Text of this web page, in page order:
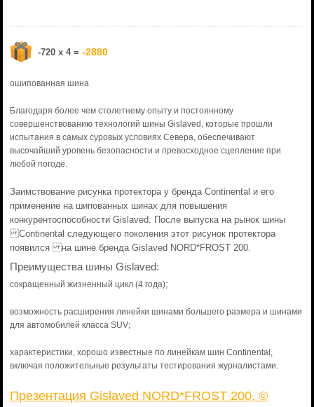
-720 x 4 = -2880
ошипованная шина
Благодаря более чем столетнему опыту и постоянному
совершенствованию технологий шины Gislaved, которые прошли
испытания в самых суровых условиях Севера, обеспечивают
высочайший уровень безопасности и превосходное сцепление при
любой погоде.
Заимствование рисунка протектора у бренда Continental и его
применение на шипованных шинах для повышения
конкурентоспособности Gislaved. После выпуска на рынок шины
Continental следующего поколения этот рисунок протектора
появился на шине бренда Gislaved NORD*FROST 200.
Преимущества шины Gislaved:
сокращенный жизненный цикл (4 года);
возможность расширения линейки шинами большего размера и шинами
для автомобилей класса SUV;
характеристики, хорошо известные по линейкам шин Continental,
включая положительные результаты тестирования журналистами.
Презентация Gislaved NORD*FROST 200, ©